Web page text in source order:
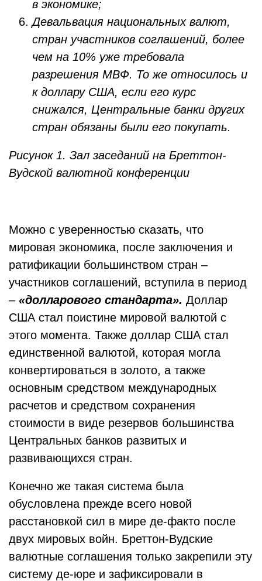
в экономике;
Девальвация национальных валют,
стран участников соглашений, более
чем на 10% уже требовала
разрешения МВФ. То же относилось и
к доллару США, если его курс
снижался, Центральные банки других
стран обязаны были его покупать.
Рисунок 1. Зал заседаний на Бреттон-
Вудской валютной конференции
Можно с уверенностью сказать, что
мировая экономика, после заключения и
ратификации большинством стран –
участников соглашений, вступила в период
– «долларового стандарта». Доллар
США стал поистине мировой валютой с
этого момента. Также доллар США стал
единственной валютой, которая могла
конвертироваться в золото, а также
основным средством международных
расчетов и средством сохранения
стоимости в виде резервов большинства
Центральных банков развитых и
развивающихся стран.
Конечно же такая система была
обусловлена прежде всего новой
расстановкой сил в мире де-факто после
двух мировых войн. Бреттон-Вудские
валютные соглашения только закрепили эту
систему де-юре и зафиксировали в